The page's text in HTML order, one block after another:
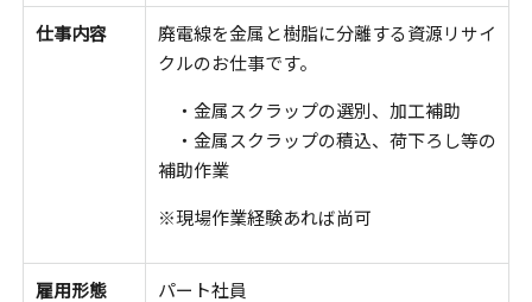
仕事内容
廃電線を金属と樹脂に分離する資源リサイ
クルのお仕事です。
・金属スクラップの選別、加工補助
・金属スクラップの積込、荷下ろし等の
補助作業
※現場作業経験あれば尚可
雇用形態 パート社員